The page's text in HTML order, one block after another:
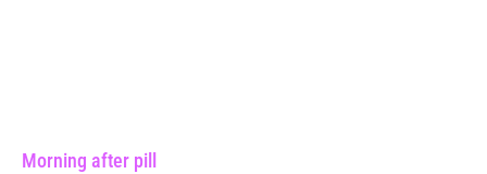
Morning after pill